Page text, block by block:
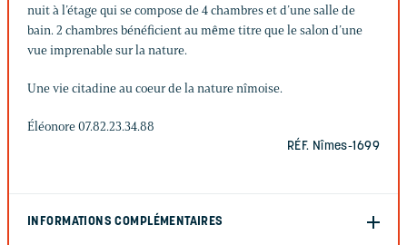
nuit à l’étage qui se compose de 4 chambres et d’une salle de
bain. 2 chambres bénéficient au même titre que le salon d’une
vue imprenable sur la nature.
Une vie citadine au coeur de la nature nîmoise.
Éléonore 07.82.23.34.88
RÉF. Nîmes-1699
INFORMATIONS COMPLÉMENTAIRES